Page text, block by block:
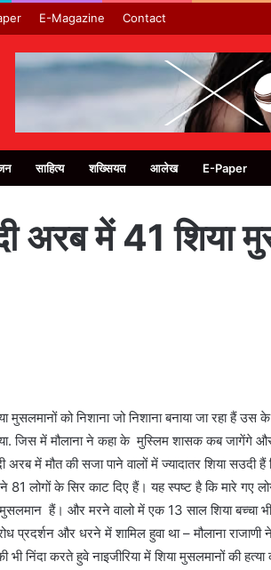
E-Magazine Contact
साहित्य शख्सियत आलेख E-Paper
अरब में 41 शिया
को निशाना जो निशाना बनाया जा रहा हैं उस के
जिस में मौलाना ने कहा के मुस्लिम शासक कब जागेंगे
में मौत की सजा पाने वालों में ज्यादातर शिया सउदी हैं
लोगों के सिर काट दिए हैं। यह स्पष्ट है कि मारे गए
हैं। और मरने वालो में एक 13 साल शिया बच्चा
और धरने में शामिल हुवा था – मौलाना राजाणी
निंदा करते हुवे नाइजीरिया में शिया मुसलमानों की हत्या